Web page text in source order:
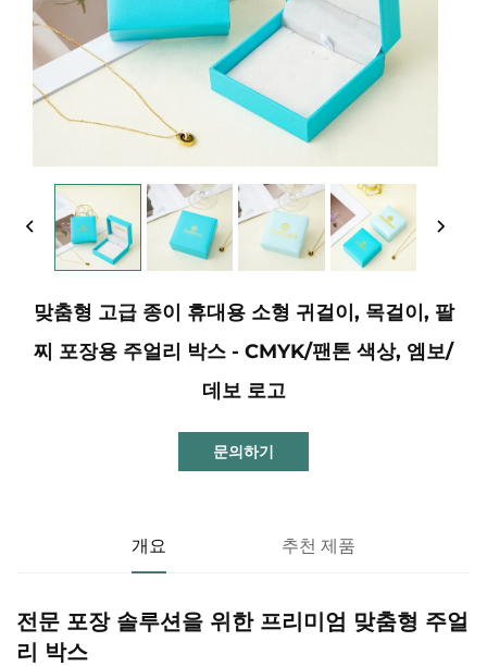
맞춤형 고급 종이 휴대용 소형 귀걸이, 목걸이, 팔
찌 포장용 주얼리 박스 - CMYK/팬톤 색상, 엠보/
데보 로고
문의하기
개요 추천 제품
전문 포장 솔루션을 위한 프리미엄 맞춤형 주얼
리 박스